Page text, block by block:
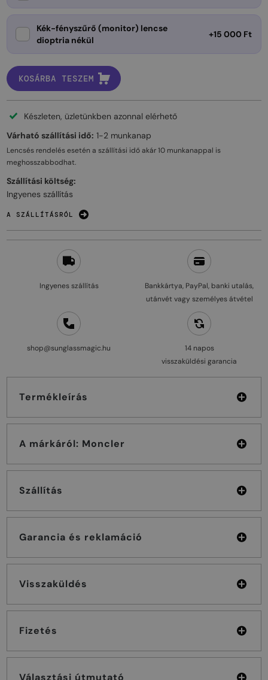
Ingyenes szállítás
Bankkártya, PayPal, banki utalás,
utánvét vagy személyes átvétel
shop@sunglassmagic.hu
14 napos
visszaküldési garancia
Termékleírás
A márkáról: Moncler
Szállítás
Garancia és reklamáció
Visszaküldés
Fizetés
Választási útmutató
Kék-fényszűrő (monitor) lencse
dioptria nékül
+15 000 Ft
KOSÁRBA TESZEM
Készleten, üzletünkben azonnal elérhető
Várható szállítási idő: 1-2 munkanap
Lencsés rendelés esetén a szállítási idő akár10 munkanappal is
meghosszabbodhat.
Szállítási költség:
Ingyenes szállítás
A SZÁLLÍTÁSRÓL